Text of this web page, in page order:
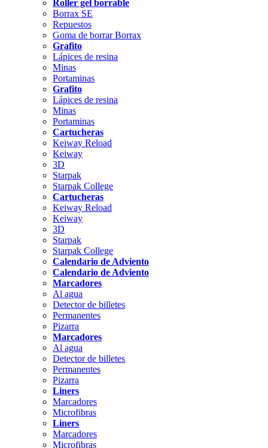
Roller gel borrable
Borrax SE
Repuestos
Goma de borrar Borrax
Grafito
Lápices de resina
Minas
Portaminas
Grafito
Lápices de resina
Minas
Portaminas
Cartucheras
Keiway Reload
Keiway
3D
Starpak
Starpak College
Cartucheras
Keiway Reload
Keiway
3D
Starpak
Starpak College
Calendario de Adviento
Calendario de Adviento
Marcadores
Al agua
Detector de billetes
Permanentes
Pizarra
Marcadores
Al agua
Detector de billetes
Permanentes
Pizarra
Liners
Marcadores
Microfibras
Liners
Marcadores
Microfibras